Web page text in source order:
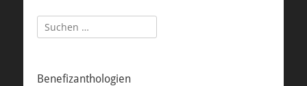
Suchen
nach:
Benefizanthologien